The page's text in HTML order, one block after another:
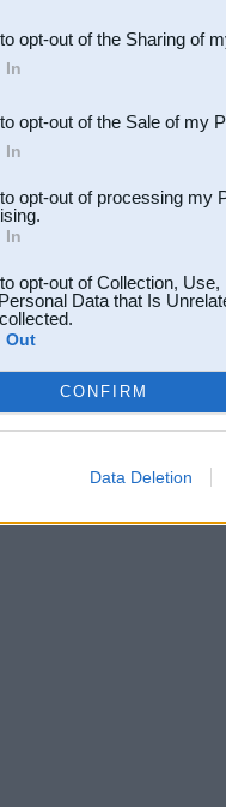
Participants
opt-out of the Sharing of
In
opt-out of the Sale of my
In
opt-out of processing my
In
opt-out of Collection,
Data that Is
Out
CONFIRM
Data Deletion